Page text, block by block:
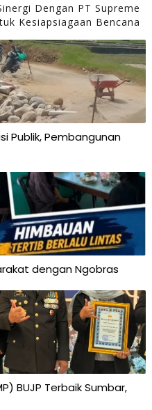
Dengan PT Supreme
Kesiapsiagaan Bencana
Publik, Pembangunan
dengan Ngobras
BUJP Terbaik Sumbar,